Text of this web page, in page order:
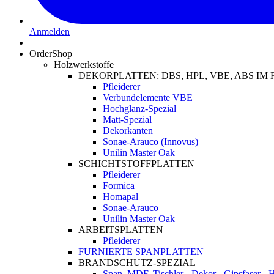
Anmelden
OrderShop
Holzwerkstoffe
DEKORPLATTEN: DBS, HPL, VBE, ABS IM
Pfleiderer
Verbundelemente VBE
Hochglanz-Spezial
Matt-Spezial
Dekorkanten
Sonae-Arauco (Innovus)
Unilin Master Oak
SCHICHTSTOFFPLATTEN
Pfleiderer
Formica
Homapal
Sonae-Arauco
Unilin Master Oak
ARBEITSPLATTEN
Pfleiderer
FURNIERTE SPANPLATTEN
BRANDSCHUTZ-SPEZIAL